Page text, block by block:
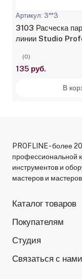
Артикул: 3**3
3103 Расческа
линии Studio
(0)
135 руб.
В
PROFLINE - более
профессиональной
инструментов и
мастеров и
Каталог товаров
Покупателям
Студия
Связаться с нами